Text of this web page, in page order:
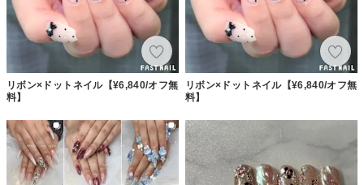
リボン×ドットネイル【¥6,840/オフ無
料】
リボン×ドットネイル【¥6,840/オフ無
料】